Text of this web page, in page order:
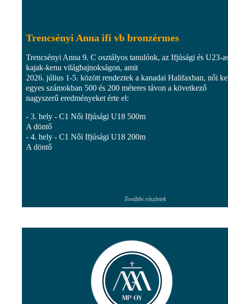
Trencsényi Anna ifi vb bronzérmes
Trencsényi Anna 9. C osztályos tanulónk, az Ifjúsági és U23-
kajak-kenu világbajnokságon, amit
2026. július 1-5. között rendeztek a kanadai Halifaxban, női
egyes számokban 500 és 200 méteres távon a következő
nagyszerű eredményeket érte el:
- 3. hely - C1 Női Ifjúsági U18 500m
A döntő
- 4. hely - C1 Női Ifjúsági U18 200m
A döntő
További részletek